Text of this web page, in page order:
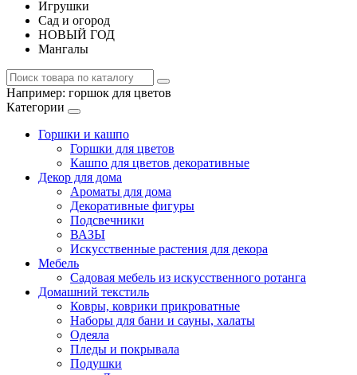
Игрушки
Сад и огород
НОВЫЙ ГОД
Мангалы
Например: горшок для цветов
Категории
Горшки и кашпо
Горшки для цветов
Кашпо для цветов декоративные
Декор для дома
Ароматы для дома
Декоративные фигуры
Подсвечники
ВАЗЫ
Искусственные растения для декора
Мебель
Садовая мебель из искусственного ротанга
Домашний текстиль
Ковры, коврики прикроватные
Наборы для бани и сауны, халаты
Одеяла
Пледы и покрывала
Подушки